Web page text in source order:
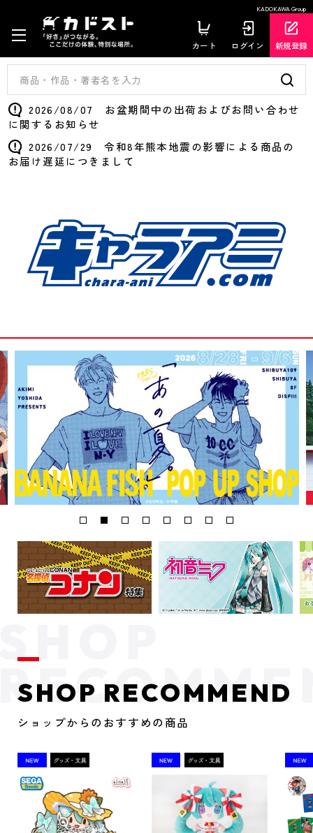
KADOKAWA Group
カート ログイン 新規登録
2026/08/07 お盆期間中の出荷およびお問い合わせ
に関するお知らせ
2026/07/29 令和8年熊本地震の影響による商品の
お届け遅延につきまして
SHOP RECOMMEND
ショップからのおすすめの商品